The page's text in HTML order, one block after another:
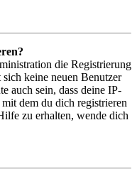
die Registrierung
keine neuen Benutzer
auch sein, dass deine IP-
dem du dich registrieren
zu erhalten, wende dich